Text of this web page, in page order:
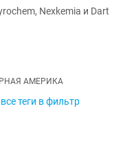
Nexkemia и Dart
АМЕРИКА
теги в фильтр